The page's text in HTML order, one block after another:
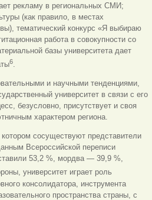
рекламу в региональных СМИ;
(как правило, в местах
тематический конкурс «Я выбираю
работа в совокупности со
базы университета дает
6.
и научными тенденциями,
университет в связи с его
безусловно, присутствует и своя
характером региона.
сосуществуют представители
Всероссийской переписи
53,2 %, мордва — 39,9 %,
университет играет роль
консолидатора, инструмента
пространства страны, с